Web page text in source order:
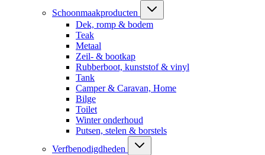
Schoonmaakproducten
Dek, romp & bodem
Teak
Metaal
Zeil- & bootkap
Rubberboot, kunststof & vinyl
Tank
Camper & Caravan, Home
Bilge
Toilet
Winter onderhoud
Putsen, stelen & borstels
Verfbenodigdheden